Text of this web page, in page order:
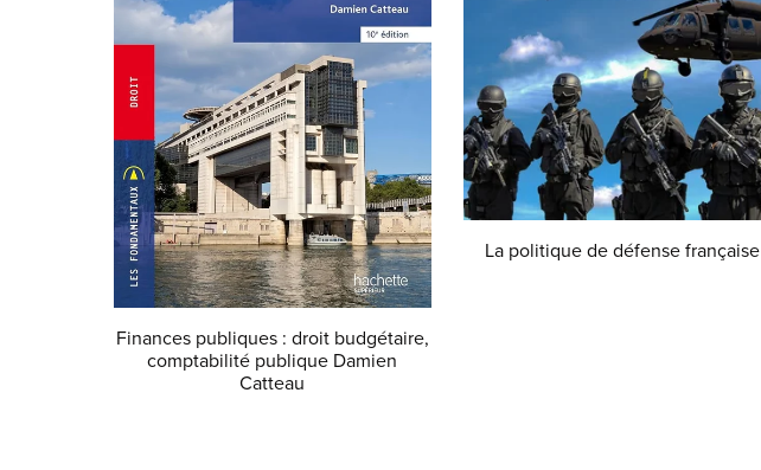
Finances publiques : droit budgétaire,
comptabilité publique Damien
Catteau
La politique de défense française